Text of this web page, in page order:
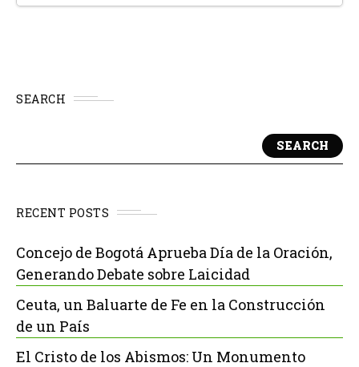
SEARCH
SEARCH
RECENT POSTS
Concejo de Bogotá Aprueba Día de la Oración,
Generando Debate sobre Laicidad
Ceuta, un Baluarte de Fe en la Construcción
de un País
El Cristo de los Abismos: Un Monumento